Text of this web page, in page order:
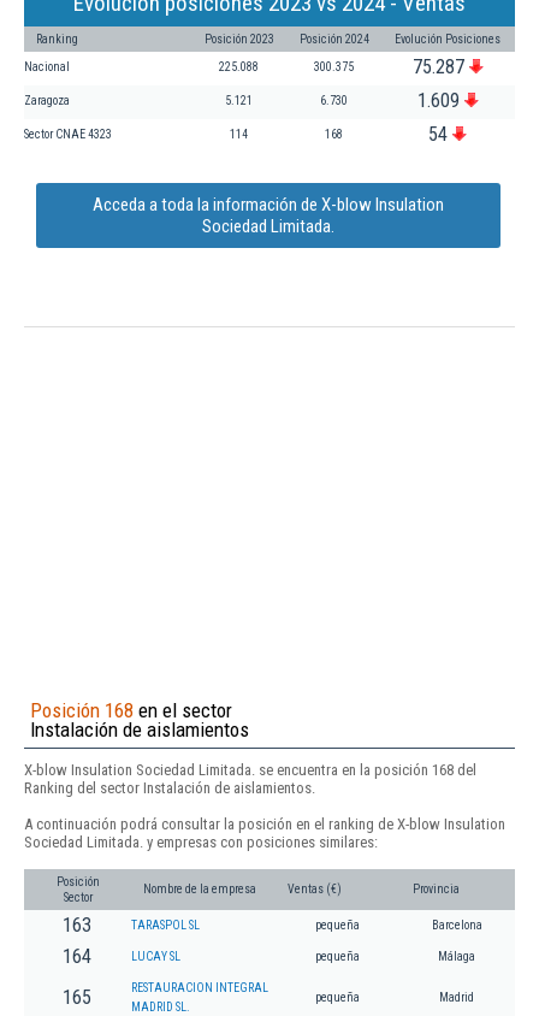
Ranking Posición 2023 Posición 2024 Evolución Posiciones
Nacional 225.088 300.375 75.287
Zaragoza 5.121 6.730 1.609
Sector CNAE 4323 114 168 54
Acceda a toda la información de X-blow Insulation
Sociedad Limitada.
Posición 168 en el sector
Instalación de aislamientos
X-blow Insulation Sociedad Limitada. se encuentra en la posición 168 del
Ranking del sector Instalación de aislamientos.
A continuación podrá consultar la posición en el ranking de X-blow Insulation
Sociedad Limitada. y empresas con posiciones similares:
Posición
Sector
Nombre de la empresa Ventas (€) Provincia
163 TARASPOL SL pequeña Barcelona
164 LUCAY SL pequeña Málaga
165
RESTAURACION INTEGRAL
MADRID SL.
pequeña Madrid